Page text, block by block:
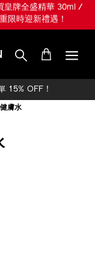
皇牌全盛精華 30ml /
限時迎新禮遇！
15% OFF！
膚水